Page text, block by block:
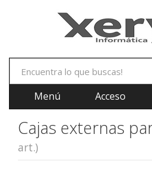
Menú Acceso
Cajas externas
art.)